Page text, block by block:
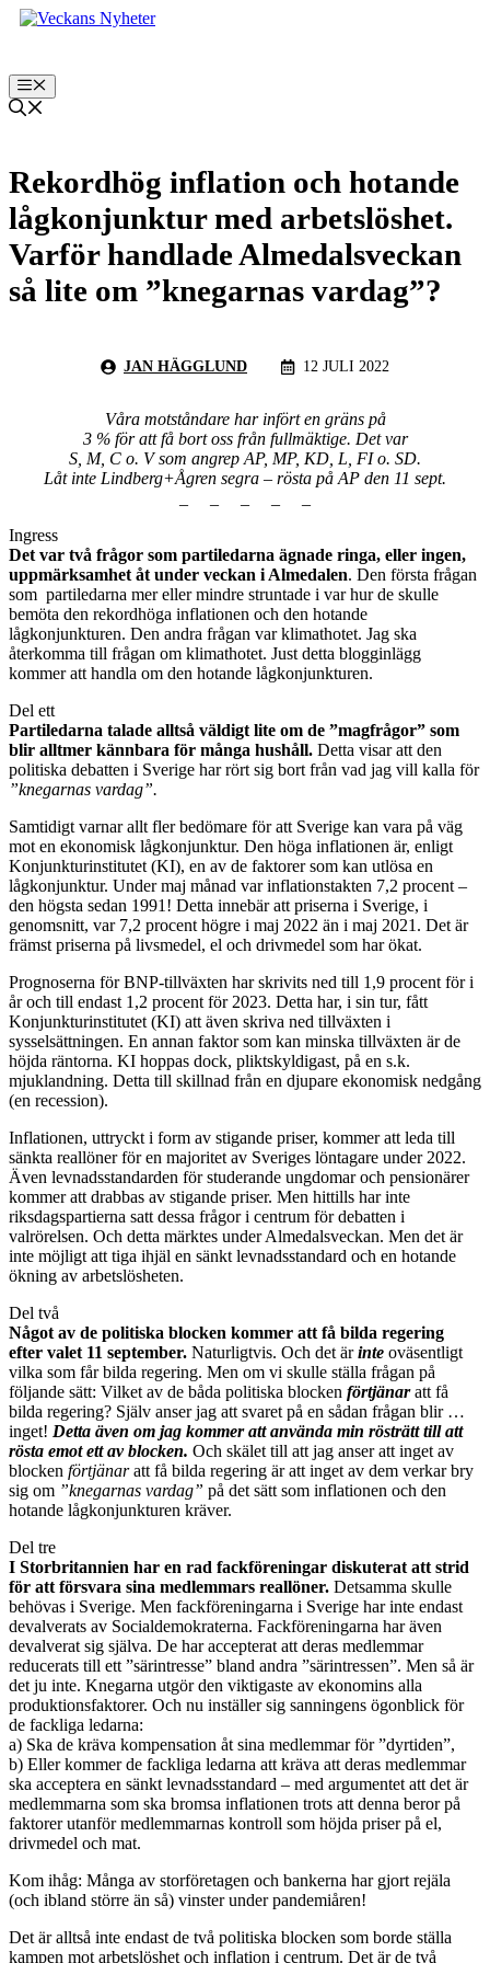
Hoppa
Meny
Rekordhög inflation och hotande
lågkonjunktur med arbetslöshet.
Varför handlade Almedalsveckan
så lite om ”knegarnas vardag”?
JAN HÄGGLUND 12 JULI 2022
Våra motståndare har infört en gräns på
3 % för att få bort oss från fullmäktige. Det var
S, M, C o. V som angrep AP, MP, KD, L, FI o. SD.
Låt inte Lindberg+Ågren segra – rösta på AP den 11 sept.
Ingress
Det var två frågor som partiledarna ägnade ringa, eller ingen,
uppmärksamhet åt under veckan i Almedalen. Den första frågan
som partiledarna mer eller mindre struntade i var hur de skulle
bemöta den rekordhöga inflationen och den hotande
lågkonjunkturen. Den andra frågan var klimathotet. Jag ska
återkomma till frågan om klimathotet. Just detta blogginlägg
kommer att handla om den hotande lågkonjunkturen.
Del ett
Partiledarna talade alltså väldigt lite om de ”magfrågor” som
blir alltmer kännbara för många hushåll. Detta visar att den
politiska debatten i Sverige har rört sig bort från vad jag vill kalla för
”knegarnas vardag”.
Samtidigt varnar allt fler bedömare för att Sverige kan vara på väg
mot en ekonomisk lågkonjunktur. Den höga inflationen är, enligt
Konjunkturinstitutet (KI), en av de faktorer som kan utlösa en
lågkonjunktur. Under maj månad var inflationstakten 7,2 procent –
den högsta sedan 1991! Detta innebär att priserna i Sverige, i
genomsnitt, var 7,2 procent högre i maj 2022 än i maj 2021. Det är
främst priserna på livsmedel, el och drivmedel som har ökat.
Prognoserna för BNP-tillväxten har skrivits ned till 1,9 procent för i
år och till endast 1,2 procent för 2023. Detta har, i sin tur, fått
Konjunkturinstitutet (KI) att även skriva ned tillväxten i
sysselsättningen. En annan faktor som kan minska tillväxten är de
höjda räntorna. KI hoppas dock, pliktskyldigast, på en s.k.
mjuklandning. Detta till skillnad från en djupare ekonomisk nedgång
(en recession).
Inflationen, uttryckt i form av stigande priser, kommer att leda till
sänkta reallöner för en majoritet av Sveriges löntagare under 2022.
Även levnadsstandarden för studerande ungdomar och pensionärer
kommer att drabbas av stigande priser. Men hittills har inte
riksdagspartierna satt dessa frågor i centrum för debatten i
valrörelsen. Och detta märktes under Almedalsveckan. Men det är
inte möjligt att tiga ihjäl en sänkt levnadsstandard och en hotande
ökning av arbetslösheten.
Del två
Något av de politiska blocken kommer att få bilda regering
efter valet 11 september. Naturligtvis. Och det ärinte oväsentligt
vilka som får bilda regering. Men om vi skulle ställa frågan på
följande sätt: Vilket av de båda politiska blocken förtjänaratt få
bilda regering? Själv anser jag att svaret på en sådan frågan blir …
inget! Detta även om jag kommer att använda min rösträtt till att
rösta emot ett av blocken. Och skälet till att jag anser att inget av
blocken förtjänaratt få bilda regering är att inget av dem verkar bry
sig om ”knegarnas vardag” på det sätt som inflationen och den
hotande lågkonjunkturen kräver.
Del tre
I Storbritannien har en rad fackföreningar diskuterat att strid
för att försvara sina medlemmars reallöner. Detsamma skulle
behövas i Sverige. Men fackföreningarna i Sverige har inte endast
devalverats av Socialdemokraterna. Fackföreningarna har även
devalverat sig själva. De har accepterat att deras medlemmar
reducerats till ett ”särintresse” bland andra ”särintressen”. Men så är
det ju inte. Knegarna utgör den viktigaste av ekonomins alla
produktionsfaktorer. Och nu inställer sig sanningens ögonblick för
de fackliga ledarna:
a) Ska de kräva kompensation åt sina medlemmar för ”dyrtiden”,
b) Eller kommer de fackliga ledarna att kräva att deras medlemmar
ska acceptera en sänkt levnadsstandard – med argumentet att det är
medlemmarna som ska bromsa inflationen trots att denna beror på
faktorer utanför medlemmarnas kontroll som höjda priser på el,
drivmedel och mat.
Kom ihåg: Många av storföretagen och bankerna har gjort rejäla
(och ibland större än så) vinster under pandemiåren!
Det är alltså inte endast de två politiska blocken som borde ställa
kampen mot arbetslöshet och inflation i centrum. Det är de två